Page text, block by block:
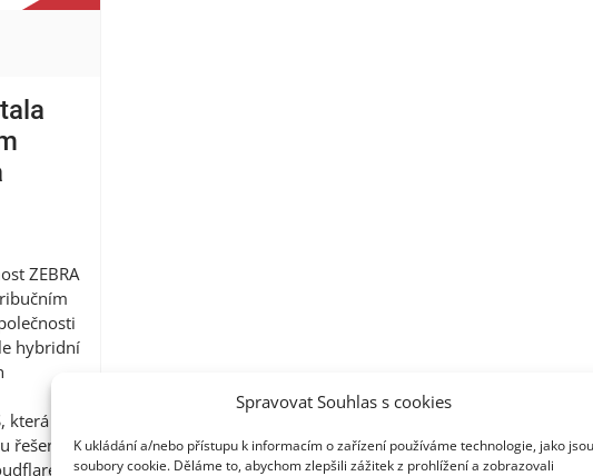
Spravovat Souhlas s cookies
K ukládání a/nebo přístupu k informacím o zařízení používáme technologie, jako jsou
soubory cookie. Děláme to, abychom zlepšili zážitek z prohlížení a zobrazovali
ZEBRA
hybridní
je